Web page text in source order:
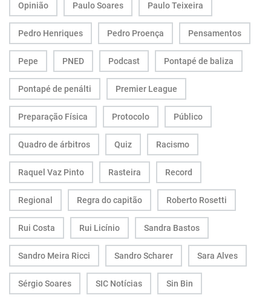
Opinião Paulo Soares Paulo Teixeira
Pedro Henriques Pedro Proença Pensamentos
Pepe PNED Podcast Pontapé de baliza
Pontapé de penálti Premier League
Preparação Física Protocolo Público
Quadro de árbitros Quiz Racismo
Raquel Vaz Pinto Rasteira Record
Regional Regra do capitão Roberto Rosetti
Rui Costa Rui Licínio Sandra Bastos
Sandro Meira Ricci Sandro Scharer Sara Alves
Sérgio Soares SIC Notícias Sin Bin